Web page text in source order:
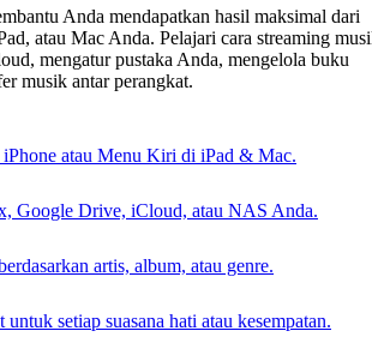
Anda mendapatkan hasil maksimal dari
atau Mac Anda. Pelajari cara streaming
mengatur pustaka Anda, mengelola buku
musik antar perangkat.
atau Menu Kiri di iPad & Mac.
Google Drive, iCloud, atau NAS Anda.
artis, album, atau genre.
setiap suasana hati atau kesempatan.